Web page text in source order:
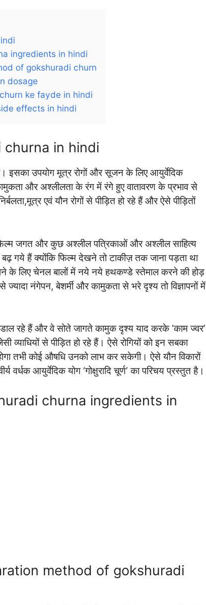
ingredients in hindi
of gokshuradi churn
dosage
churn ke fayde in hindi
side effects in hindi
churna in hindi
है। इसका उपयोग मूत्र रोगों और सूजन के लिए आयुर्वेदिक
और अश्लीलता के रंग में रंगे हुए वातावरण के प्रभाव से
एवं यौन रोगों से पीड़ित हो रहे हैं और ऐसे पीड़ितों
जगत और कुछ अश्लील पत्रिकाओं और अश्लील साहित्य
गये हैं क्योंकि फिल्म देखने तो टाकीज़ तक जाना पड़ता था
के लिए चेनल बालों में नये नये हथकण्डे स्तेमाल करने की होड़
ज्यादा नंगेपन, बेशर्मी और कामुकता से भरे दृश्य तो विज्ञापनों में
रहे हैं और वे सोते जागते कामुक दृश्य याद करके ‘काम ज्वर’
व्याधियों से पीड़ित हो रहे हैं। ऐसे रोगियों को इन सबका
तभी कोई औषधि उनको लाभ कर सकेगी। ऐसे यौन विकारों
वर्धक आयुर्वेदिक योग ‘गोक्षुरादि चूर्ण’ का परिचय प्रस्तुत है।
churna ingredients in
method of gokshuradi